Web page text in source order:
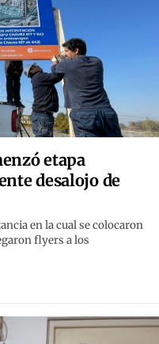
etapa
desalojo de
en la cual se colocaron
flyers a los